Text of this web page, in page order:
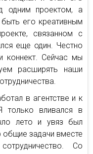
одним проектом, а
его креативным
связанном с
еще один. Честно
коннект. Сейчас мы
расширять наши
в агентстве и к
вливался в
лето и увяз был
задачи вместе
Со